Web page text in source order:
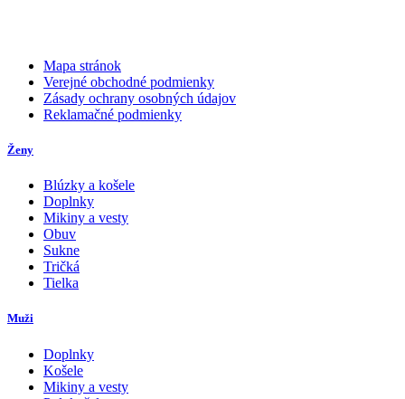
Mapa stránok
Verejné obchodné podmienky
Zásady ochrany osobných údajov
Reklamačné podmienky
Ženy
Blúzky a košele
Doplnky
Mikiny a vesty
Obuv
Sukne
Tričká
Tielka
Muži
Doplnky
Košele
Mikiny a vesty